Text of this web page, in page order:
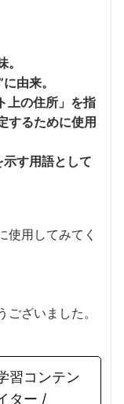
由来。
上の住所」を指
するために使用
す用語として
使用してみてく
ざいました。
習コンテン
ター /